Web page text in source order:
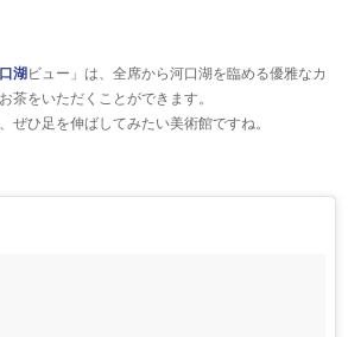
湖ビュー」は、全席から河口湖を臨める優雅なカ
茶をいただくことができます。
ぜひ足を伸ばしてみたい美術館ですね。